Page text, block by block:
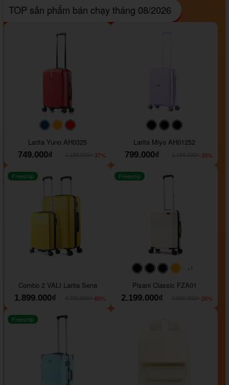
TOP sản phẩm bán chạy tháng 08/2026
#093f69#ffa500
Larita Yuno AH0325
749.000₫
-37%
#000000#000000
Larita Miyo AH01252
799.000₫
-33%
Freeship
Combo 2 VALI Larita Sena
1.899.000₫
-60%
#000000#000000
#000000
#ffa500
+1
Freeship
Pisani Classic FZA01
2.199.000₫
-26%
Freeship